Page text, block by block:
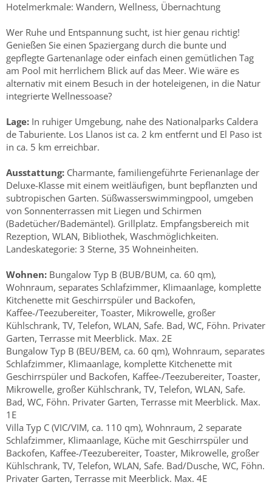
Hotelmerkmale: Wandern, Wellness, Übernachtung
Wer Ruhe und Entspannung sucht, ist hier genau richtig!
Genießen Sie einen Spaziergang durch die bunte und
gepflegte Gartenanlage oder einfach einen gemütlichen Tag
am Pool mit herrlichem Blick auf das Meer. Wie wäre es
alternativ mit einem Besuch in der hoteleigenen, in die Natur
integrierte Wellnessoase?
Lage: In ruhiger Umgebung, nahe des Nationalparks Caldera
de Taburiente. Los Llanos ist ca. 2 km entfernt und El Paso ist
in ca. 5 km erreichbar.
Ausstattung: Charmante, familiengeführte Ferienanlage der
Deluxe-Klasse mit einem weitläufigen, bunt bepflanzten und
subtropischen Garten. Süßwasserswimmingpool, umgeben
von Sonnenterrassen mit Liegen und Schirmen
(Badetücher/Bademäntel). Grillplatz. Empfangsbereich mit
Rezeption, WLAN, Bibliothek, Waschmöglichkeiten.
Landeskategorie: 3 Sterne, 35 Wohneinheiten.
Wohnen: Bungalow Typ B (BUB/BUM, ca. 60 qm),
Wohnraum, separates Schlafzimmer, Klimaanlage, komplette
Kitchenette mit Geschirrspüler und Backofen,
Kaffee-/Teezubereiter, Toaster, Mikrowelle, großer
Kühlschrank, TV, Telefon, WLAN, Safe. Bad, WC, Föhn. Privater
Garten, Terrasse mit Meerblick. Max. 2E
Bungalow Typ B (BEU/BEM, ca. 60 qm), Wohnraum, separates
Schlafzimmer, Klimaanlage, komplette Kitchenette mit
Geschirrspüler und Backofen, Kaffee-/Teezubereiter, Toaster,
Mikrowelle, großer Kühlschrank, TV, Telefon, WLAN, Safe.
Bad, WC, Föhn. Privater Garten, Terrasse mit Meerblick. Max.
1E
Villa Typ C (VIC/VIM, ca. 110 qm), Wohnraum, 2 separate
Schlafzimmer, Klimaanlage, Küche mit Geschirrspüler und
Backofen, Kaffee-/Teezubereiter, Toaster, Mikrowelle, großer
Kühlschrank, TV, Telefon, WLAN, Safe. Bad/Dusche, WC, Föhn.
Privater Garten, Terrasse mit Meerblick. Max. 4E